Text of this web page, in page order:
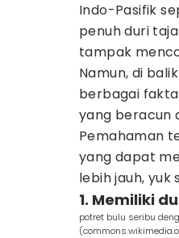
Indo-Pasifik
penuh duri
tampak
Namun, di
berbagai
yang beracun
Pemahaman
yang dapat
lebih jauh,
1. Memiliki
potret bulu seribu